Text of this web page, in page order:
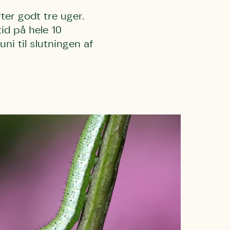
godt tre uger.
på hele 10
til slutningen af